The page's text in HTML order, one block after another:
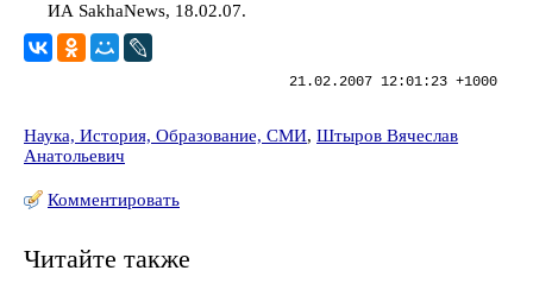
ИА SakhaNews, 18.02.07.
21.02.2007 12:01:23 +1000
Наука, История, Образование, СМИ, Штыров Вячеслав
Анатольевич
Комментировать
Читайте также